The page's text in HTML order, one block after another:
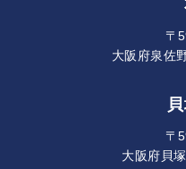
〒
大阪府泉佐
〒
大阪府貝